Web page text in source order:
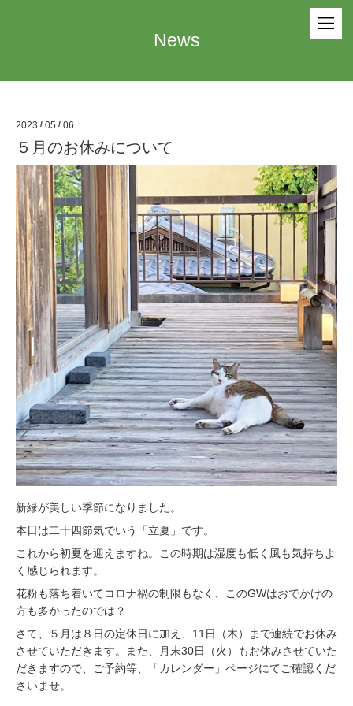
News
2023 / 05 / 06
５月のお休みについて
新緑が美しい季節になりました。
本日は二十四節気でいう「立夏」です。
これから初夏を迎えますね。この時期は湿度も低く風も気持ちよ
く感じられます。
花粉も落ち着いてコロナ禍の制限もなく、このGWはおでかけの
方も多かったのでは？
さて、５月は８日の定休日に加え、11日（木）まで連続でお休み
させていただきます。また、月末30日（火）もお休みさせていた
だきますので、ご予約等、「カレンダー」ページにてご確認くだ
さいませ。